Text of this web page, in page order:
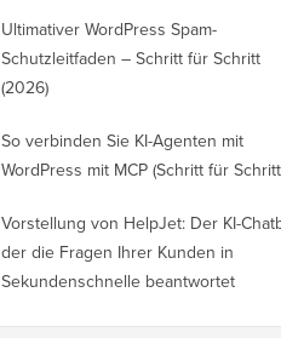
Ultimativer WordPress Spam-
Schutzleitfaden – Schritt für Schritt
(2026)
So verbinden Sie KI-Agenten mit
WordPress mit MCP (Schritt für
Vorstellung von HelpJet: Der KI-
der die Fragen Ihrer Kunden in
Sekundenschnelle beantwortet